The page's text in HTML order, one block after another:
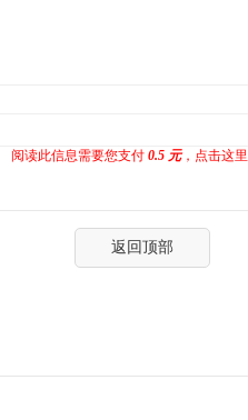
阅读此信息需要您支付 0.5 元，点击这
返回顶部